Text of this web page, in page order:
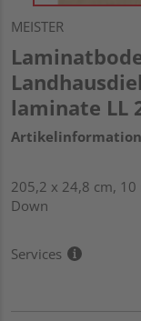
MEISTER
laminate LL
205,2 x 24,8 cm,
Down
Services